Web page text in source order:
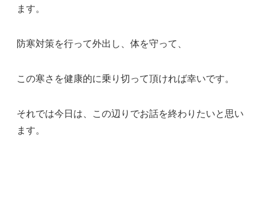
ます。
防寒対策を行って外出し、体を守って、
この寒さを健康的に乗り切って頂ければ幸いです。
それでは今日は、この辺りでお話を終わりたいと思い
ます。